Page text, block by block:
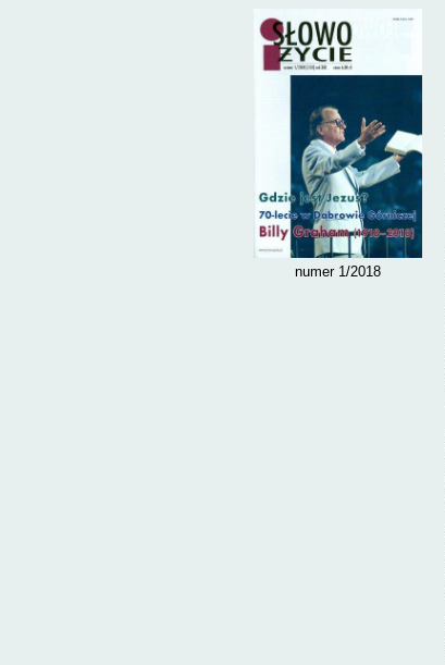
numer 1/2018